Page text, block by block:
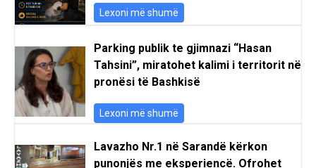
Lexoni më shumë
Parking publik te gjimnazi “Hasan
Tahsini”, miratohet kalimi i territorit në
pronësi të Bashkisë
Lexoni më shumë
Lavazho Nr.1 në Sarandë kërkon
punonjës me eksperiencë. Ofrohet